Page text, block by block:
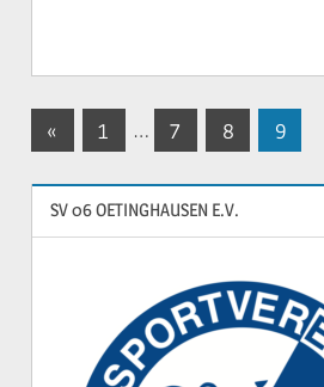
Seitennummerierung
der
Beiträge
« Vorherige
1 … 7 8 9
SV 06 OETINGHAUSEN E.V.